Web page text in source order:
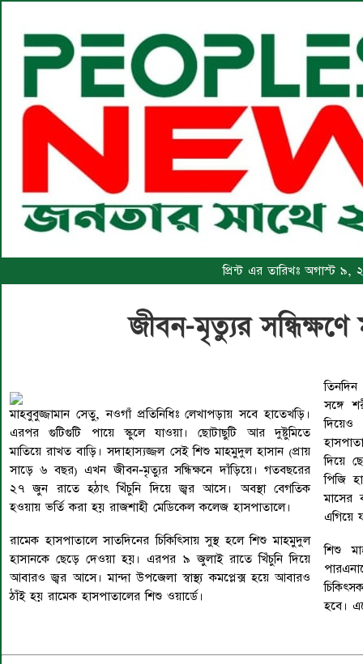
প্রিন্ট এর তারিখঃ অগাস্ট
জীবন-মৃত্যুর
মাহবুবুজ্জামান সেতু, নওগাঁ প্রতিনিধিঃ লেখাপড়ায় সবে হাতেখড়ি।
এরপর গুটিগুটি পায়ে স্কুলে যাওয়া। ছোটাছুটি আর দুষ্টুমিতে
মাতিয়ে রাখত বাড়ি। সদাহাস্যজ্জল সেই শিশু মাহমুদুল হাসান (প্রায়
সাড়ে ৬ বছর) এখন জীবন-মৃত্যুর সন্ধিক্ষনে দাঁড়িয়ে। গতবছরের
২৭ জুন রাতে হঠাৎ খিঁচুনি দিয়ে জ্বর আসে। অবস্থা বেগতিক
হওয়ায় ভর্তি করা হয় রাজশাহী মেডিকেল কলেজ হাসপাতালে।
রামেক হাসপাতালে সাতদিনের চিকিৎিসায় সুস্থ হলে শিশু মাহমুদুল
হাসানকে ছেড়ে দেওয়া হয়। এরপর ৯ জুলাই রাতে খিঁচুনি দিয়ে
আবারও জ্বর আসে। মান্দা উপজেলা স্বাস্থ্য কমপ্লেক্স হয়ে আবারও
ঠাঁই হয় রামেক হাসপাতালের শিশু ওয়ার্ডে।
সঙ্গে
দিয়ে
পিজি
মাসের
এগিয়ে
শিশু
হবে।